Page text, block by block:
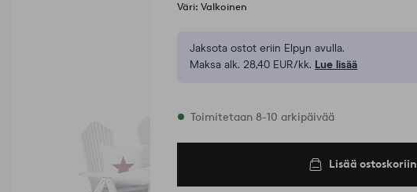
Väri: Valkoinen
Jaksota ostot eriin Elpyn avulla.
Maksa alk. 28,40 EUR/kk. Lue lisää
Varastossa
Toimitetaan 8-10 arkipäivää
Lisää ostoskoriin